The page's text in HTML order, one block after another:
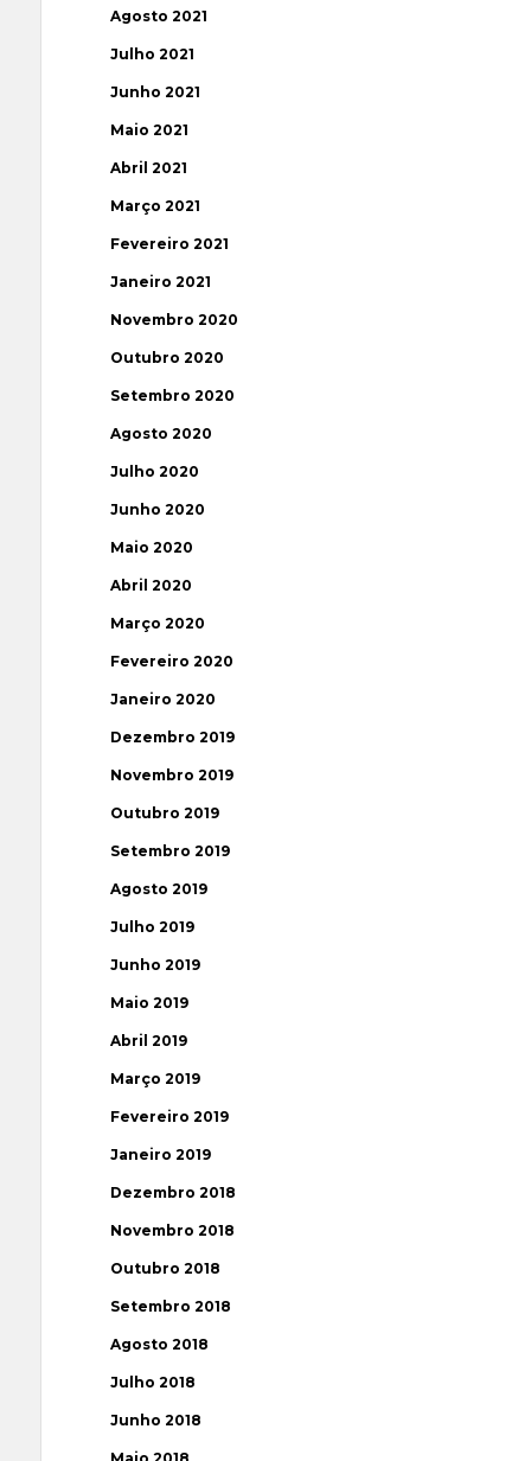
Agosto 2021
Julho 2021
Junho 2021
Maio 2021
Abril 2021
Março 2021
Fevereiro 2021
Janeiro 2021
Novembro 2020
Outubro 2020
Setembro 2020
Agosto 2020
Julho 2020
Junho 2020
Maio 2020
Abril 2020
Março 2020
Fevereiro 2020
Janeiro 2020
Dezembro 2019
Novembro 2019
Outubro 2019
Setembro 2019
Agosto 2019
Julho 2019
Junho 2019
Maio 2019
Abril 2019
Março 2019
Fevereiro 2019
Janeiro 2019
Dezembro 2018
Novembro 2018
Outubro 2018
Setembro 2018
Agosto 2018
Julho 2018
Junho 2018